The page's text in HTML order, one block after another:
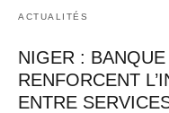
ACTUALITÉS
NIGER :
RENFORCENT
ENTRE